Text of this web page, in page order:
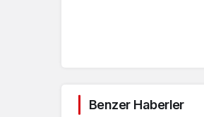
Benzer Haberler